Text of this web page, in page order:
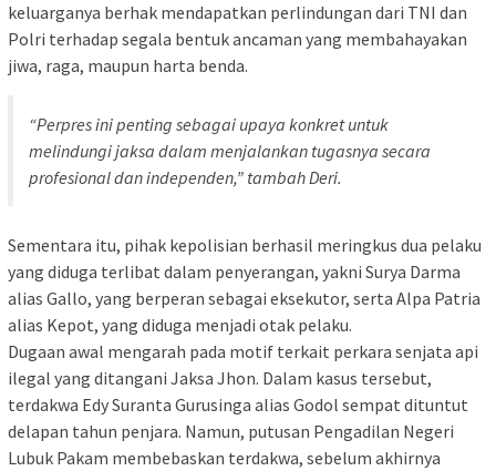
keluarganya berhak mendapatkan perlindungan dari TNI dan
Polri terhadap segala bentuk ancaman yang membahayakan
jiwa, raga, maupun harta benda.
“Perpres ini penting sebagai upaya konkret untuk
melindungi jaksa dalam menjalankan tugasnya secara
profesional dan independen,” tambah Deri.
Sementara itu, pihak kepolisian berhasil meringkus dua pelaku
yang diduga terlibat dalam penyerangan, yakni Surya Darma
alias Gallo, yang berperan sebagai eksekutor, serta Alpa Patria
alias Kepot, yang diduga menjadi otak pelaku.
Dugaan awal mengarah pada motif terkait perkara senjata api
ilegal yang ditangani Jaksa Jhon. Dalam kasus tersebut,
terdakwa Edy Suranta Gurusinga alias Godol sempat dituntut
delapan tahun penjara. Namun, putusan Pengadilan Negeri
Lubuk Pakam membebaskan terdakwa, sebelum akhirnya